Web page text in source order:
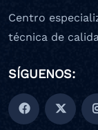
Centro
técnica de
SÍGUENOS: